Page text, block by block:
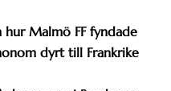
hur Malmö FF fyndade
dyrt till Frankrike